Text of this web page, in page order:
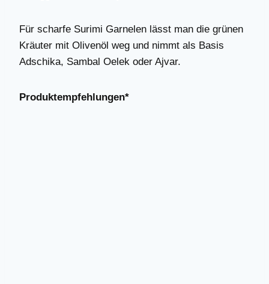
Für scharfe Surimi Garnelen lässt man die grünen
Kräuter mit Olivenöl weg und nimmt als Basis
Adschika, Sambal Oelek oder Ajvar.
Produktempfehlungen*